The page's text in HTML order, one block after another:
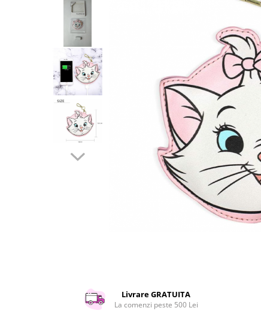
Trotinete electrice
Casa, Gradina & Bricolaj
Bucatarie & Servire
Curatenie si intretinere
Decoratiuni
Hobby-uri creative
Iluminat & Electrice
Scule electrice si unelte
Silicon, spume si solutii tehnice
Livrare GRATUITA
La comenzi peste 500 Lei